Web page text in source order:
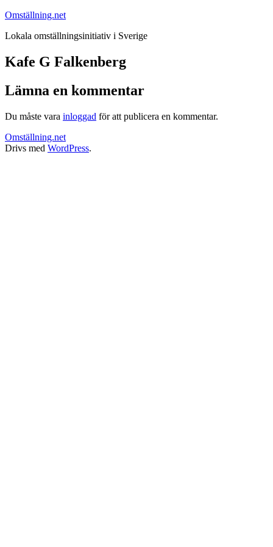
Hoppa
innehåll
Omställning.net
Lokala omställningsinitiativ i Sverige
Kafe G Falkenberg
Lämna en kommentar
Du måste vara inloggad för att publicera en kommentar.
Omställning.net
Drivs med WordPress.